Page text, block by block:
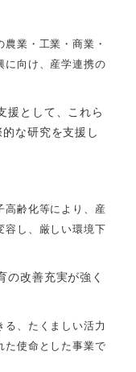
業・工業・商業・
に向け、産学連携の
援として、これら
な研究を支援し
高齢化等により、産
容し、厳しい環境下
の改善充実が強く
る、たくましい活力
た使命とした事業で